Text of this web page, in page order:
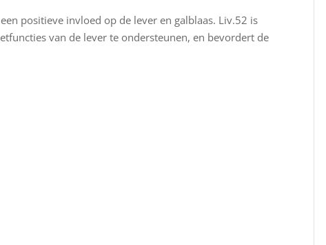
positieve invloed op de lever en galblaas. Liv.52 is
van de lever te ondersteunen, en bevordert de